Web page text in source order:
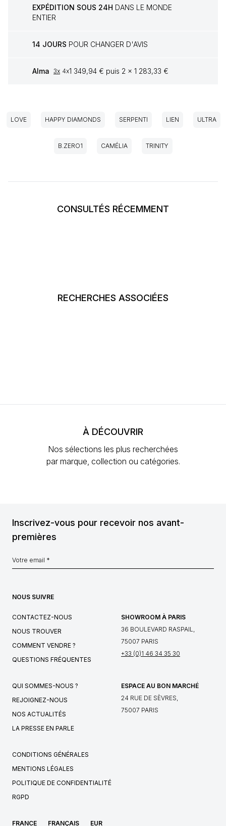
EXPÉDITION SOUS 24H DANS LE MONDE
ENTIER
14 JOURS POUR CHANGER D'AVIS
Alma 3x 4x1 349,94 € puis 2 x 1 283,33 €
LOVE HAPPY DIAMONDS SERPENTI LIEN ULTRA
B.ZERO1 CAMÉLIA TRINITY
CONSULTÉS RÉCEMMENT
RECHERCHES ASSOCIÉES
À DÉCOUVRIR
Nos sélections les plus recherchées
par marque, collection ou catégories.
Inscrivez-vous pour recevoir nos avant-
premières
NOUS SUIVRE
CONTACTEZ-NOUS
NOUS TROUVER
COMMENT VENDRE ?
QUESTIONS FRÉQUENTES
SHOWROOM À PARIS
36 BOULEVARD RASPAIL,
75007 PARIS
+33 (0)1 46 34 35 30
QUI SOMMES-NOUS ?
REJOIGNEZ-NOUS
NOS ACTUALITÉS
LA PRESSE EN PARLE
ESPACE AU BON MARCHÉ
24 RUE DE SÈVRES,
75007 PARIS
CONDITIONS GÉNÉRALES
MENTIONS LÉGALES
POLITIQUE DE CONFIDENTIALITÉ
RGPD
FRANCE FRANÇAIS EUR